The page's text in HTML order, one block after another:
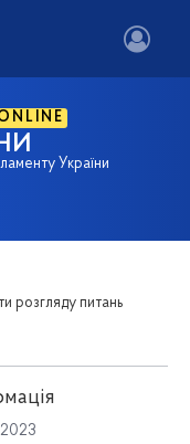
України
розгляду питань